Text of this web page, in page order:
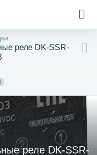
реле DK-SSR-
реле DK-SSR-